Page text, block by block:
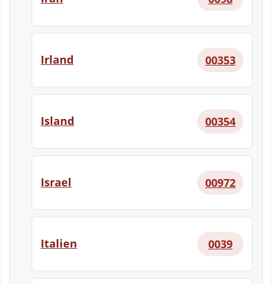
Irland 00353
Island 00354
Israel 00972
Italien 0039